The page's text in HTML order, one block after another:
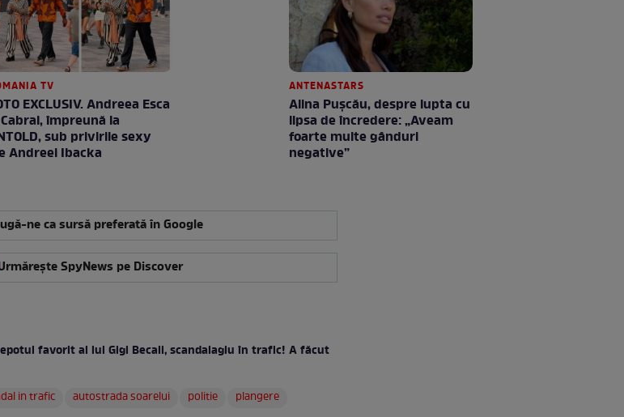
TV
EXCLUSIV. Andreea Esca
împreună la
sub privirile sexy
Andreei Ibacka
ANTENASTARS
Alina Pușcău, despre lupta cu
lipsa de încredere: „Aveam
foarte multe gânduri
negative”
ne ca sursă preferată în Google
SpyNews pe Discover
favorit al lui Gigi Becali, scandalagiu în trafic! A făcut
in trafic autostrada soarelui politie
plangere